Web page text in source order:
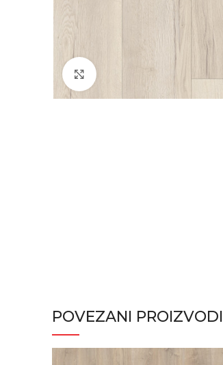
Click to enlarge
POVEZANI PROIZVODI